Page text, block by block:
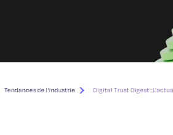
Tendances de l'industrie Digital Trust Digest :